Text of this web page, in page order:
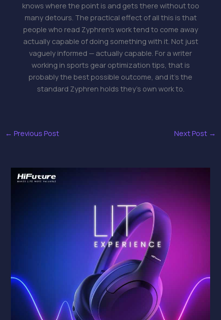
knows where the point is and gets there without too
many detours. The practical effect of all this is that
people who read Zyphren's work tend to come away
actually capable of doing something with it. Not just
vaguely informed — actually capable. For a writer
working in sports gear optimization tips, that is
probably the best possible outcome, and it's the
standard Zyphren holds they's own work to.
← Previous Post Next Post →